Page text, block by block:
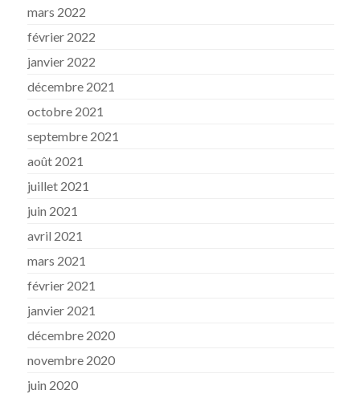
mars 2022
février 2022
janvier 2022
décembre 2021
octobre 2021
septembre 2021
août 2021
juillet 2021
juin 2021
avril 2021
mars 2021
février 2021
janvier 2021
décembre 2020
novembre 2020
juin 2020